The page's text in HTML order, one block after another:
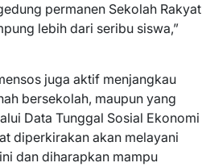
permanen Sekolah Rakyat
lebih dari seribu siswa,”
juga aktif menjangkau
bersekolah, maupun yang
Data Tunggal Sosial Ekonomi
diperkirakan akan melayani
dan diharapkan mampu